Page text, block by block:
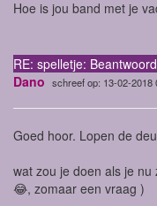
Hoe is jou band met je
RE: spelletje:
Dano schreef op: 13-02-2018
Goed hoor. Lopen de
wat zou je doen als je
😂, zomaar een vraag )